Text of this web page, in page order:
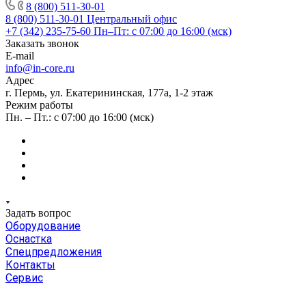
8 (800) 511-30-01
8 (800) 511-30-01 Центральный офис
+7 (342) 235-75-60 Пн–Пт: с 07:00 до 16:00 (мск)
Заказать звонок
E-mail
info@in-core.ru
Адрес
г. Пермь, ул. ​Екатерининская, 177а, ​1-2 этаж
Режим работы
Пн. – Пт.: с 07:00 до 16:00 (мск)
Задать вопрос
Оборудование
Оснастка
Спецпредложения
Контакты
Сервис